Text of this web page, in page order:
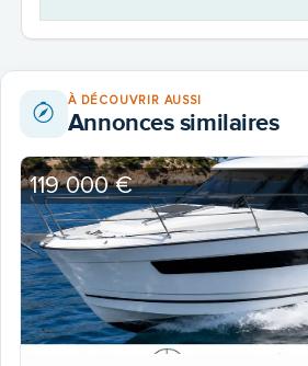
À DÉCOUVRIR AUSSI
Annonces similaires
119 000 €